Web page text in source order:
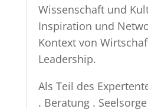
Wissenschaft und
Inspiration und
Kontext von
Leadership.
Als Teil des
. Beratung .